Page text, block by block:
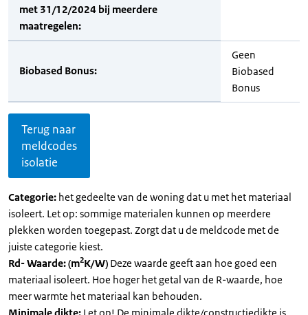
met 31/12/2024 bij meerdere
maatregelen:
Biobased Bonus:
Geen
Biobased
Bonus
Terug naar
meldcodes
isolatie
Categorie: het gedeelte van de woning dat u met het materiaal
isoleert. Let op: sommige materialen kunnen op meerdere
plekken worden toegepast. Zorgt dat u de meldcode met de
juiste categorie kiest.
Rd- Waarde: (m2K/W) Deze waarde geeft aan hoe goed een
materiaal isoleert. Hoe hoger het getal van de R-waarde, hoe
meer warmte het materiaal kan behouden.